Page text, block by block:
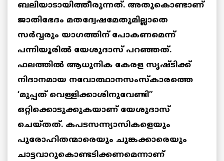
ബലിയാടായിത്തീരുന്നത്. അതുകൊണ്ടാണ്
ജാതിഭേദം മതദ്വേഷമേതുമില്ലാതെ
സര്‍വ്വരും യാഗത്തിന് പോകണമെന്ന്
പന്നിയൂരില്‍ യേശുദാസ് പറഞ്ഞത്.
ഫലത്തില്‍ ആധുനിക കേരള സൃഷ്ടിക്ക്
നിദാനമായ നവോത്ഥാനസംസ്‌കാരത്തെ
‘മുപ്പത് വെള്ളിക്കാശിനുവേണ്ടി”
ഒറ്റിക്കൊടുക്കുകയാണ് യേശുദാസ്
ചെയ്തത്. കപടസന്ന്യാസികളെയും
പുരോഹിതന്മാരെയും ചുങ്കക്കാരെയും
ചാട്ടവാറുകൊണ്ടടിക്കണമെന്നാണ്